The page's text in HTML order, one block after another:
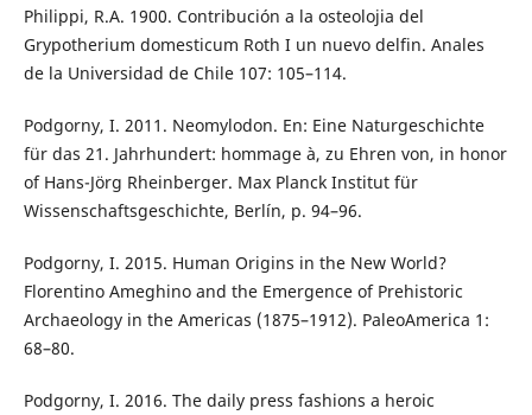
Philippi, R.A. 1900. Contribución a la osteolojia del
Grypotherium domesticum Roth I un nuevo delfin. Anales
de la Universidad de Chile 107: 105–114.
Podgorny, I. 2011. Neomylodon. En: Eine Naturgeschichte
für das 21. Jahrhundert: hommage à, zu Ehren von, in honor
of Hans-Jörg Rheinberger. Max Planck Institut für
Wissenschaftsgeschichte, Berlín, p. 94–96.
Podgorny, I. 2015. Human Origins in the New World?
Florentino Ameghino and the Emergence of Prehistoric
Archaeology in the Americas (1875–1912). PaleoAmerica 1:
68–80.
Podgorny, I. 2016. The daily press fashions a heroic